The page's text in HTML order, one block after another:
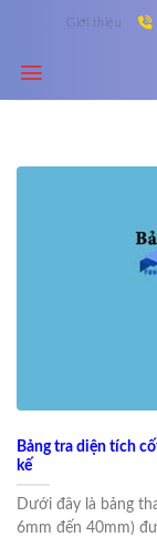
content
Giới thiệu
Bảng tra diện tích
kế
Dưới đây là bảng
6mm đến 40mm)